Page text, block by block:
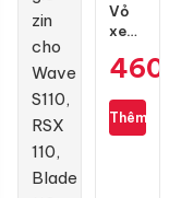
Vỏ
xe
80/90-
gai
kim
Thêm